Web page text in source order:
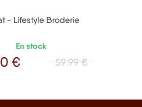
- Lifestyle Broderie
En stock
Prix de base
59.99 €
€